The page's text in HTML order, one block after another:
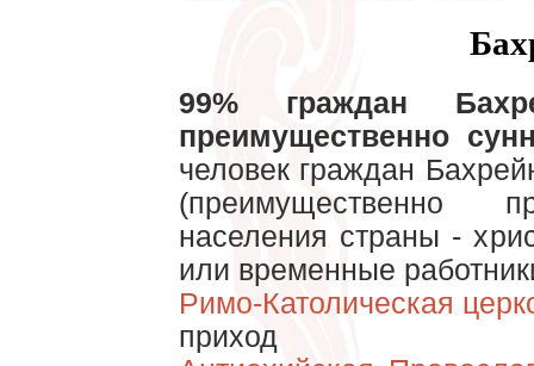
99% граждан
преимущественно
человек граждан
(преимущественно
населения страны -
или временные
Римо-Католическая
приход